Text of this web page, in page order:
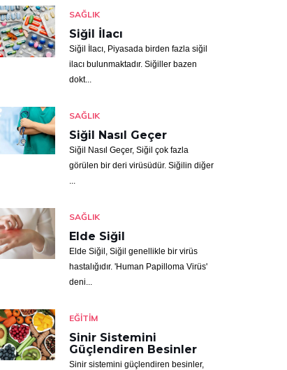
SAĞLIK
Siğil İlacı
Siğil İlacı, Piyasada birden fazla siğil
ilacı bulunmaktadır. Siğiller bazen
dokt...
SAĞLIK
Siğil Nasıl Geçer
Siğil Nasıl Geçer, Siğil çok fazla
görülen bir deri virüsüdür. Siğilin diğer
...
SAĞLIK
Elde Siğil
Elde Siğil, Siğil genellikle bir virüs
hastalığıdır. 'Human Papilloma Virüs'
deni...
EĞITIM
Sinir Sistemini
Güçlendiren Besinler
Sinir sistemini güçlendiren besinler,